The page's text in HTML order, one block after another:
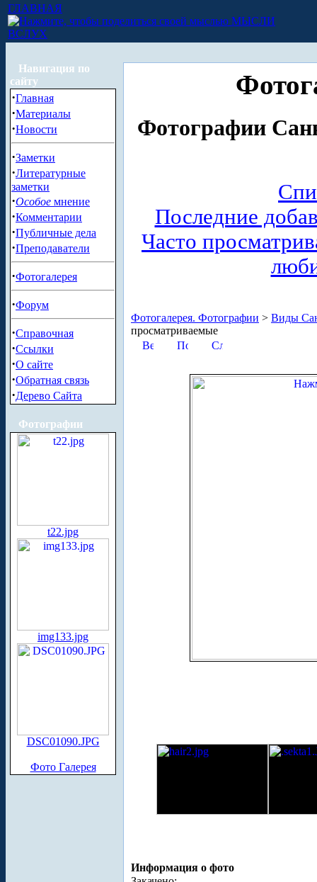
ГЛАВНАЯ
МЫСЛИ
ВСЛУХ
Навигация по
сайту
·Главная
·Материалы
·Новости
·Заметки
·Литературные
заметки
·Особое мнение
·Комментарии
·Публичные дела
·Преподаватели
·Фотогалерея
·Форум
·Справочная
·Ссылки
·О сайте
·Обратная связь
·Дерево Сайта
Фотографии
t22.jpg
img133.jpg
DSC01090.JPG
Фото Галерея
Фотографии
Последние
Часто
Фотогалерея. Фотографии > Виды
просматриваемые
Информация о фото